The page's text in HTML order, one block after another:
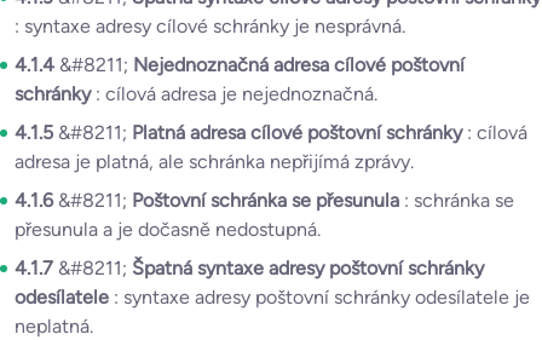
: syntaxe adresy cílové schránky je nesprávná.
4.1.4 &#8211; Nejednoznačná adresa cílové poštovní
schránky : cílová adresa je nejednoznačná.
4.1.5 &#8211; Platná adresa cílové poštovní schránky : cílová
adresa je platná, ale schránka nepřijímá zprávy.
4.1.6 &#8211; Poštovní schránka se přesunula : schránka se
přesunula a je dočasně nedostupná.
4.1.7 &#8211; Špatná syntaxe adresy poštovní schránky
odesílatele : syntaxe adresy poštovní schránky odesílatele je
neplatná.